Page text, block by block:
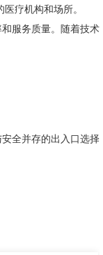
疗机构和场所。
服务质量。随着技术
全并存的出入口选择